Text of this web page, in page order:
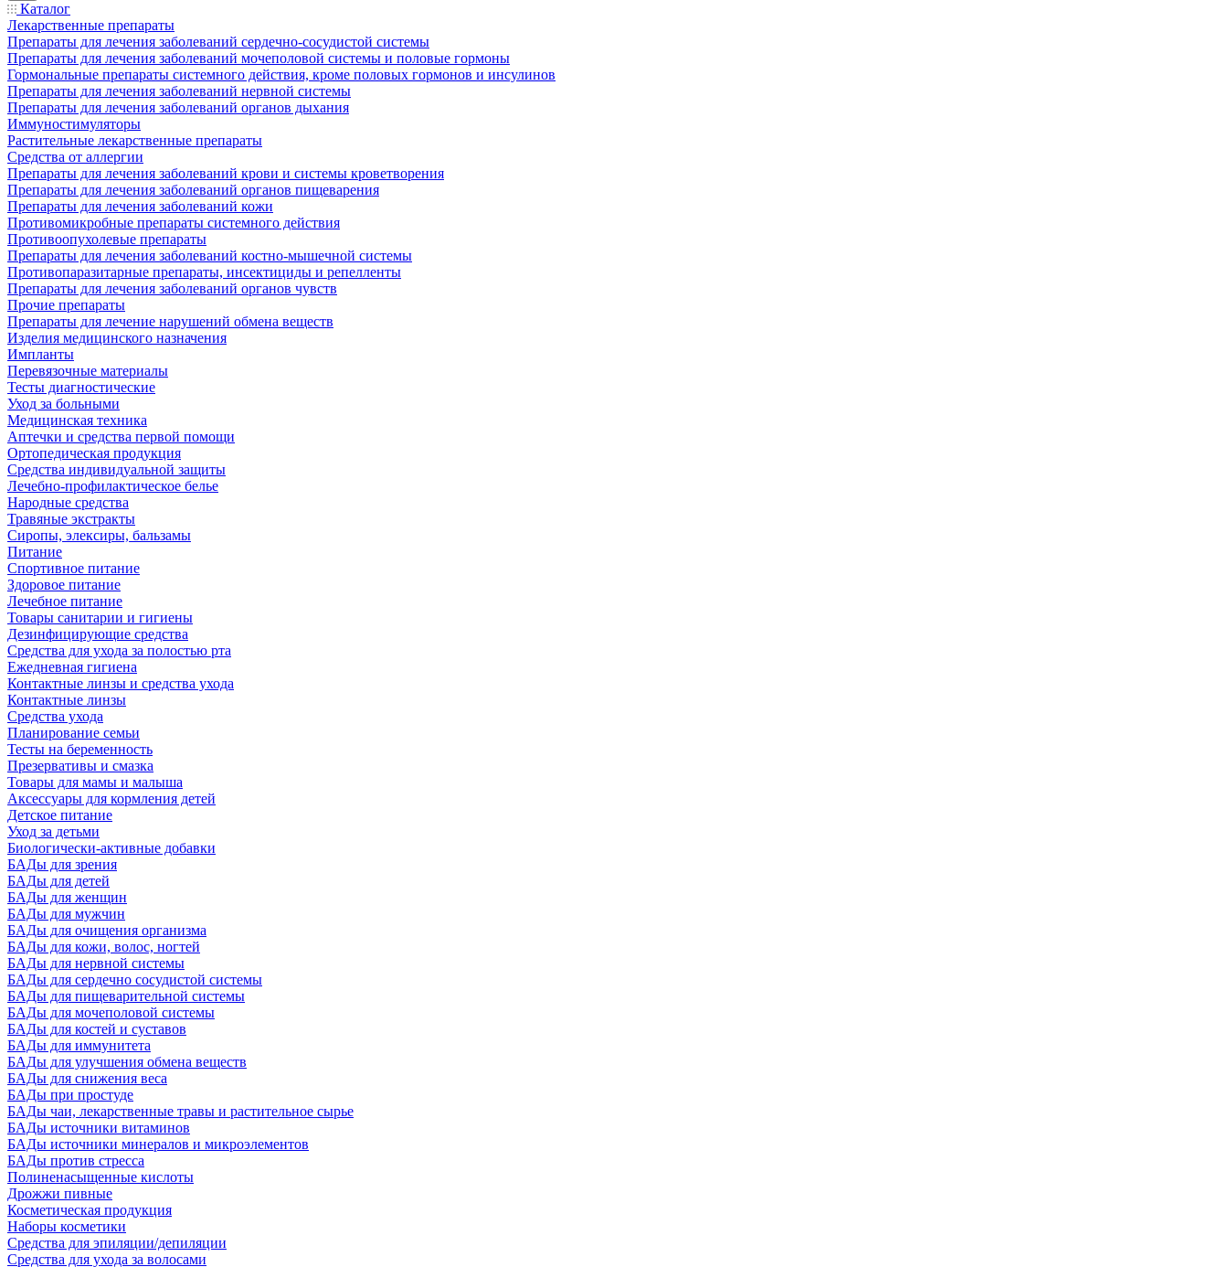
Каталог
Лекарственные препараты
Препараты для лечения заболеваний сердечно-сосудистой системы
Препараты для лечения заболеваний мочеполовой системы и половые гормоны
Гормональные препараты системного действия, кроме половых гормонов и инсулинов
Препараты для лечения заболеваний нервной системы
Препараты для лечения заболеваний органов дыхания
Иммуностимуляторы
Растительные лекарственные препараты
Средства от аллергии
Препараты для лечения заболеваний крови и системы кроветворения
Препараты для лечения заболеваний органов пищеварения
Препараты для лечения заболеваний кожи
Противомикробные препараты системного действия
Противоопухолевые препараты
Препараты для лечения заболеваний костно-мышечной системы
Противопаразитарные препараты, инсектициды и репелленты
Препараты для лечения заболеваний органов чувств
Прочие препараты
Препараты для лечение нарушений обмена веществ
Изделия медицинского назначения
Импланты
Перевязочные материалы
Тесты диагностические
Уход за больными
Медицинская техника
Аптечки и средства первой помощи
Ортопедическая продукция
Средства индивидуальной защиты
Лечебно-профилактическое белье
Народные средства
Травяные экстракты
Сиропы, элексиры, бальзамы
Питание
Спортивное питание
Здоровое питание
Лечебное питание
Товары санитарии и гигиены
Дезинфицирующие средства
Средства для ухода за полостью рта
Ежедневная гигиена
Контактные линзы и средства ухода
Контактные линзы
Средства ухода
Планирование семьи
Тесты на беременность
Презервативы и смазка
Товары для мамы и малыша
Аксессуары для кормления детей
Детское питание
Уход за детьми
Биологически-активные добавки
БАДы для зрения
БАДы для детей
БАДы для женщин
БАДы для мужчин
БАДы для очищения организма
БАДы для кожи, волос, ногтей
БАДы для нервной системы
БАДы для сердечно сосудистой системы
БАДы для пищеварительной системы
БАДы для мочеполовой системы
БАДы для костей и суставов
БАДы для иммунитета
БАДы для улучшения обмена веществ
БАДы для снижения веса
БАДы при простуде
БАДы чаи, лекарственные травы и растительное сырье
БАДы источники витаминов
БАДы источники минералов и микроэлементов
БАДы против стресса
Полиненасыщенные кислоты
Дрожжи пивные
Косметическая продукция
Наборы косметики
Средства для эпиляции/депиляции
Средства для ухода за волосами